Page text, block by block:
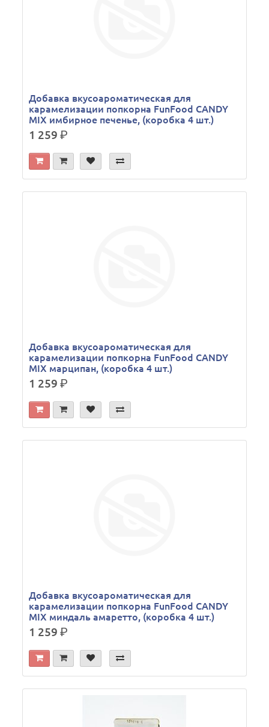
Добавка вкусоароматическая для
карамелизации попкорна FunFood CANDY
MIX имбирное печенье, (коробка 4 шт.)
1 259р.
Добавка вкусоароматическая для
карамелизации попкорна FunFood CANDY
MIX марципан, (коробка 4 шт.)
1 259р.
Добавка вкусоароматическая для
карамелизации попкорна FunFood CANDY
MIX миндаль амаретто, (коробка 4 шт.)
1 259р.